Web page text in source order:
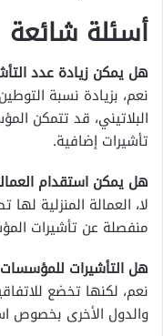
أسئلة شائعة
هل يمكن زيادة عدد
نعم، بزيادة نسبة
البلاتيني، قد تتمكن
تأشيرات إضافية.
هل يمكن استقدام
لا، العمالة المنزلية
منفصلة عن تأشيرات
هل التأشيرات
نعم، لكنها تخضع
والدول الأخرى بخصوص